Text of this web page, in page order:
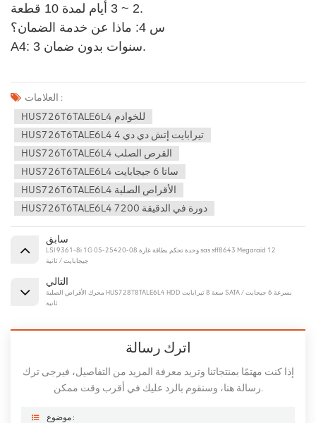
2 ~ 3 أيام لمدة 10 قطعة.
A4: 3 سنوات بدون ضمان.
العلامات :
HUS726T6TALE6L4 للخوادم
HUS726T6TALE6L4 4 تيرابايت إتش دي دي
HUS726T6TALE6L4 القرص الصلب
HUS726T6TALE6L4 ساتا 6 جيجابايت
HUS726T6TALE6L4 الأقراص الصلبة
HUS726T6TALE6L4 7200 دورة في الدقيقة
سابق
LSI 9361-8i 1G 05-25420-08 وحدة تحكم بطاقة غارة sas sff8643 Megaraid 12
جيجابايت / ثانية
التالي
محرك الأقراص الصلبة HUS728T8TALE6L4 HDD سعة 8 تيرابايت SATA بسرعة 6 جيجابت /
ثانية
اترك رسالة
إذا كنت مهتمًا بمنتجاتنا وتريد معرفة المزيد من التفاصيل، فيرجى ترك
رسالة هنا، وسنقوم بالرد عليك في أقرب وقت ممكن.
موضوع :